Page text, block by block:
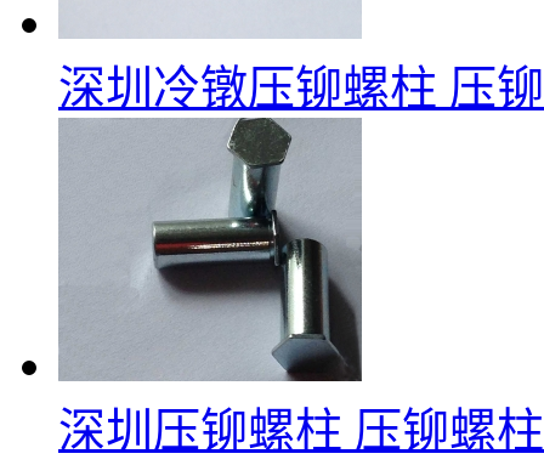
深圳冷镦压铆螺柱 压
深圳压铆螺柱 压铆螺柱